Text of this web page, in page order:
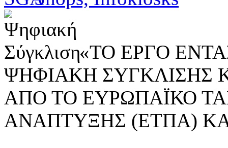
«ΤΟ ΕΡΓΟ
ΨΗΦΙΑΚΗ ΣΥΓΚΛΙΣΗΣ
ΑΠΟ ΤΟ ΕΥΡΩΠΑΪΚΟ
ΑΝΑΠΤΥΞΗΣ (ΕΤΠΑ)